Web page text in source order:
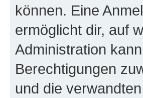
können. Eine
ermöglicht dir, auf
Administration
Berechtigungen
und die